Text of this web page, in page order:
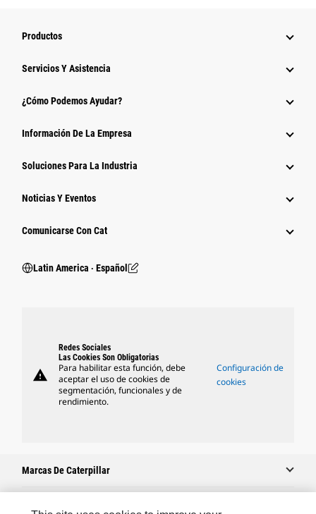
Productos
Servicios Y Asistencia
¿Cómo Podemos Ayudar?
Información De La Empresa
Soluciones Para La Industria
Noticias Y Eventos
Comunicarse Con Cat
Latin America ‧ Español
warning
Redes Sociales
Las Cookies Son Obligatorias
Para habilitar esta función, debe
aceptar el uso de cookies de
segmentación, funcionales y de
rendimiento.
Configuración de
cookies
Marcas De Caterpillar